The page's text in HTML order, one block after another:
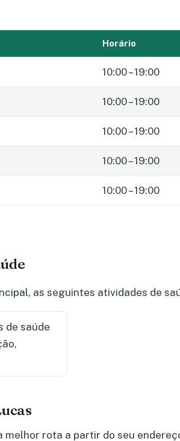
Horário
10:00 – 19:00
10:00 – 19:00
10:00 – 19:00
10:00 – 19:00
10:00 – 19:00
as seguintes atividades de
de saúde
melhor rota a partir do seu